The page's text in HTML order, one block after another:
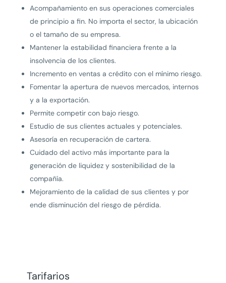
Acompañamiento en sus operaciones comerciales
de principio a fin. No importa el sector, la ubicación
o el tamaño de su empresa.
Mantener la estabilidad financiera frente a la
insolvencia de los clientes.
Incremento en ventas a crédito con el mínimo riesgo.
Fomentar la apertura de nuevos mercados, internos
y a la exportación.
Permite competir con bajo riesgo.
Estudio de sus clientes actuales y potenciales.
Asesoría en recuperación de cartera.
Cuidado del activo más importante para la
generación de liquidez y sostenibilidad de la
compañía.
Mejoramiento de la calidad de sus clientes y por
ende disminución del riesgo de pérdida.
Tarifarios